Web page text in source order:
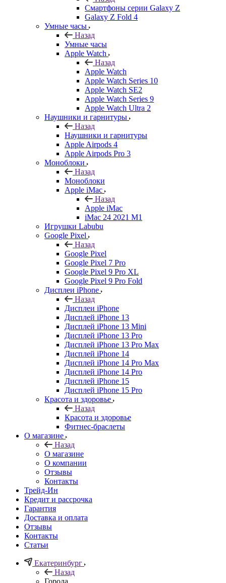
Смартфоны серии Galaxy Z
Galaxy Z Fold 4
Умные часы
Назад
Умные часы
Apple Watch
Назад
Apple Watch
Apple Watch Series 10
Apple Watch SE2
Apple Watch Series 9
Apple Watch Ultra 2
Наушники и гарнитуры
Назад
Наушники и гарнитуры
Apple Airpods 4
Apple Airpods Pro 3
Моноблоки
Назад
Моноблоки
Apple iMac
Назад
Apple iMac
iMac 24 2021 M1
Игрушки Labubu
Google Pixel
Назад
Google Pixel
Google Pixel 7 Pro
Google Pixel 9 Pro XL
Google Pixel 9 Pro Fold
Дисплеи iPhone
Назад
Дисплеи iPhone
Дисплей iPhone 13
Дисплей iPhone 13 Mini
Дисплей iPhone 13 Pro
Дисплей iPhone 13 Pro Max
Дисплей iPhone 14
Дисплей iPhone 14 Pro Max
Дисплей iPhone 14 Pro
Дисплей iPhone 15
Дисплей iPhone 15 Pro
Красота и здоровье
Назад
Красота и здоровье
Фитнес-браслеты
О магазине
Назад
О магазине
О компании
Отзывы
Контакты
Трейд-Ин
Кредит и рассрочка
Гарантия
Доставка и оплата
Отзывы
Контакты
Статьи
Екатеринбург
Назад
Города